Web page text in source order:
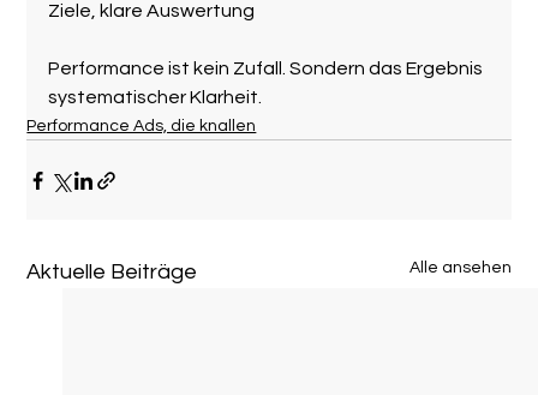
Ziele, klare Auswertung
Performance ist kein Zufall. Sondern das Ergebnis
systematischer Klarheit.
Performance Ads, die knallen
Aktuelle Beiträge Alle ansehen